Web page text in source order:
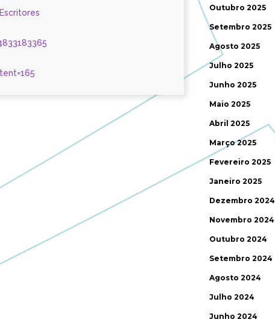
Outubro 2025
Setembro 2025
Agosto 2025
Julho 2025
Junho 2025
Maio 2025
Abril 2025
Março 2025
Fevereiro 2025
Janeiro 2025
Dezembro 2024
Novembro 2024
Outubro 2024
Setembro 2024
Agosto 2024
Julho 2024
Junho 2024